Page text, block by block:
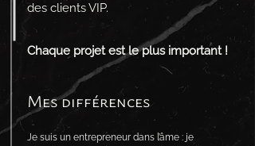
des clients VIP.
Chaque projet est le plus important !
Mes différences
Je suis un entrepreneur dans l’âme : je